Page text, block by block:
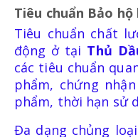
Tiêu chuẩn Bảo
Tiêu chuẩn chất
động ở tại Thủ
các tiêu chuẩn
phẩm, chứng
phẩm, thời hạn sử
Đa dạng chủng